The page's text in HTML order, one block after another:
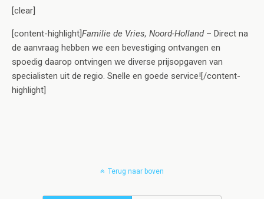
[clear]
[content-highlight]Familie de Vries, Noord-Holland– Direct na
de aanvraag hebben we een bevestiging ontvangen en
spoedig daarop ontvingen we diverse prijsopgaven van
specialisten uit de regio. Snelle en goede service![/content-
highlight]
Terug naar boven